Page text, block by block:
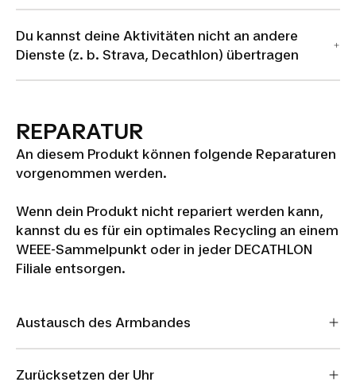
Du kannst deine Aktivitäten nicht an andere
Dienste (z. b. Strava, Decathlon) übertragen
REPARATUR
An diesem Produkt können folgende Reparaturen
vorgenommen werden.
Wenn dein Produkt nicht repariert werden kann,
kannst du es für ein optimales Recycling an einem
WEEE-Sammelpunkt oder in jeder DECATHLON
Filiale entsorgen.
Austausch des Armbandes
Zurücksetzen der Uhr